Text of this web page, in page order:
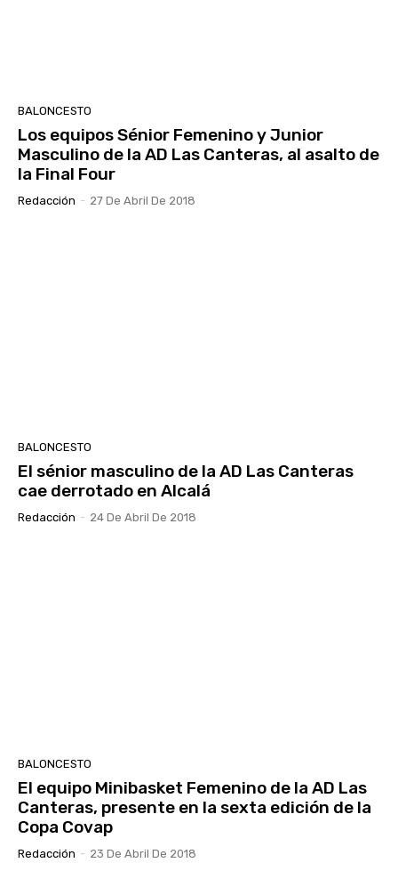
BALONCESTO
Los equipos Sénior Femenino y Junior
Masculino de la AD Las Canteras, al asalto de
la Final Four
Redacción - 27 De Abril De 2018
BALONCESTO
El sénior masculino de la AD Las Canteras
cae derrotado en Alcalá
Redacción - 24 De Abril De 2018
BALONCESTO
El equipo Minibasket Femenino de la AD Las
Canteras, presente en la sexta edición de la
Copa Covap
Redacción - 23 De Abril De 2018